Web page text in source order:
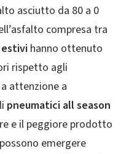
asciutto da 80 a 0
compresa tra
hanno ottenuto
rispetto agli
attenzione a
pneumatici all season
e il peggiore prodotto
emergere